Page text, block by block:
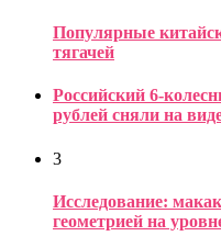
Популярные
тягачей
Российский 6-
рублей сняли на
3
Исследование:
геометрией на